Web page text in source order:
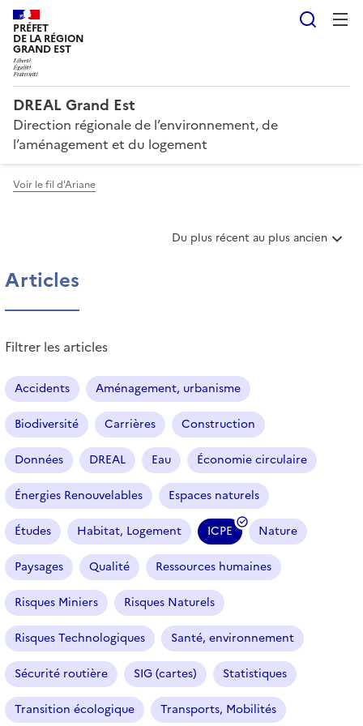
PRÉFET
DE LA RÉGION
GRAND EST
DREAL Grand Est
Direction régionale de l’environnement, de
l’aménagement et du logement
Voir le fil d'Ariane
T
r
t
i
c
l
s
Du plus récent au plus ancien
Articles
Filtrer les articles
Accidents Aménagement, urbanisme
Biodiversité Carrières Construction
Données DREAL Eau Économie circulaire
Énergies Renouvelables Espaces naturels
Études Habitat, Logement ICPE
(
f
i
l
t
r
e
é
l
Nature
Paysages Qualité Ressources humaines
Risques Miniers Risques Naturels
Risques Technologiques Santé, environnement
Sécurité routière SIG (cartes) Statistiques
Transition écologique Transports, Mobilités